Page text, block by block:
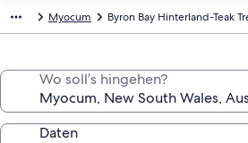
Myocum Byron Bay Hinterland-Teak
Wo soll’s hingehen?
Daten